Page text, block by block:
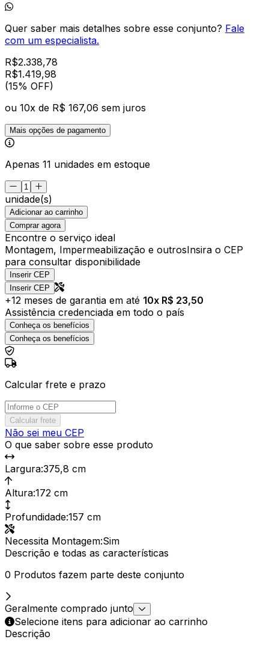
Quer saber mais detalhes sobre esse conjunto? Fale
com um especialista.
R$2.338,78
R$1.419,98
(15% OFF)
ou 10x de R$ 167,06 sem juros
Mais opções de pagamento
Apenas 11 unidades em estoque
unidade(s)
Adicionar ao carrinho
Comprar agora
Encontre o serviço ideal
Montagem, Impermeabilização e outrosInsira o CEP
para consultar disponibilidade
Inserir CEP
Inserir CEP
+12 meses de garantia em até 10x R$ 23,50
Assistência credenciada em todo o país
Conheça os benefícios
Conheça os benefícios
Calcular frete e prazo
Calcular frete
Não sei meu CEP
O que saber sobre esse produto
Largura:375,8 cm
Altura:172 cm
Profundidade:157 cm
Necessita Montagem:Sim
Descrição e todas as características
0 Produtos fazem parte deste conjunto
Geralmente comprado junto
Selecione itens para adicionar ao carrinho
Descrição